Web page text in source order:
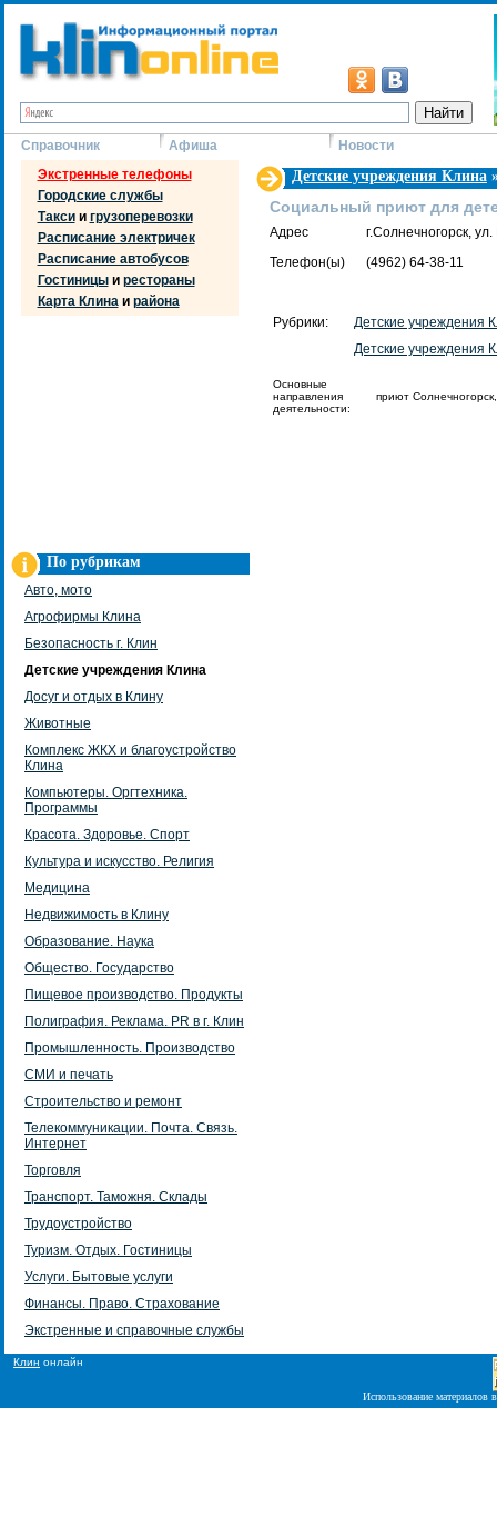
Справочник Афиша
Новости
Экстренные телефоны
Городские службы
Таксии грузоперевозки
Расписание электричек
Расписание автобусов
Гостиницыи рестораны
Карта Клинаи района
По рубрикам
Авто, мото
Агрофирмы Клина
Безопасность г. Клин
Детские учреждения Клина
Досуг и отдых в Клину
Животные
Комплекс ЖКХ и благоустройство
Клина
Компьютеры. Оргтехника.
Программы
Красота. Здоровье. Спорт
Культура и искусство. Религия
Медицина
Недвижимость в Клину
Образование. Наука
Общество. Государство
Пищевое производство. Продукты
Полиграфия. Реклама. PR в г. Клин
Промышленность. Производство
СМИ и печать
Строительство и ремонт
Телекоммуникации. Почта. Связь.
Интернет
Торговля
Транспорт. Таможня. Склады
Трудоустройство
Туризм. Отдых. Гостиницы
Услуги. Бытовые услуги
Финансы. Право. Страхование
Экстренные и справочные службы
Детские учреждения Клина
Социальный приют для
Адрес
г.Солнечногорск,
Телефон(ы)
(4962) 64-38-11
Рубрики:
Детские учреждения
Детские учреждения
Основные
направления
деятельности:
приют
Клин онлайн
Использование материалов